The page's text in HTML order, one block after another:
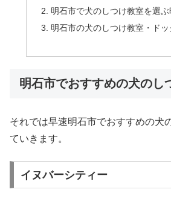
明石市で犬のしつけ教室を選ぶ
明石市の犬のしつけ教室・ド
明石市でおすすめの犬のし
それでは早速明石市でおすすめの犬
ていきます。
イヌバーシティー